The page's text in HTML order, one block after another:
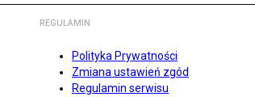
REGULAMIN
Polityka Prywatności
Zmiana ustawień zgód
Regulamin serwisu